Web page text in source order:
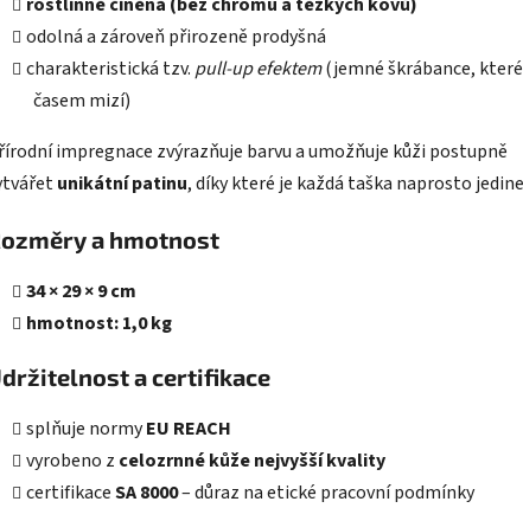
odolná a zároveň přirozeně prodyšná
charakteristická tzv. pull-up efektem(jemné škrábance, které
časem mizí)
impregnace zvýrazňuje barvu a umožňuje kůži postupně
unikátní patinu, díky které je každá taška naprosto
a hmotnost
34 × 29 × 9 cm
hmotnost: 1,0 kg
a certifikace
splňuje normyEU REACH
vyrobeno z celozrnné kůže nejvyšší kvality
certifikaceSA 8000– důraz na etické pracovní podmínky